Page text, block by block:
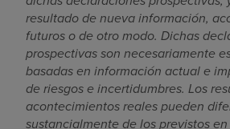
resultado de nueva información,
futuros o de otro modo. Dichas
prospectivas son necesariamente
basadas en información actual e
de riesgos e incertidumbres. Los
acontecimientos reales pueden
sustancialmente de los previstos